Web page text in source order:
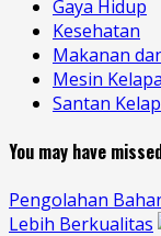
Gaya Hidup
Kesehatan
Makanan
Mesin
Santan
You may have
Pengolahan
Lebih Berkualitas